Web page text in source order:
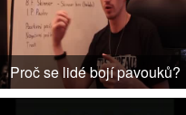
Proč se lidé bojí pavouků?